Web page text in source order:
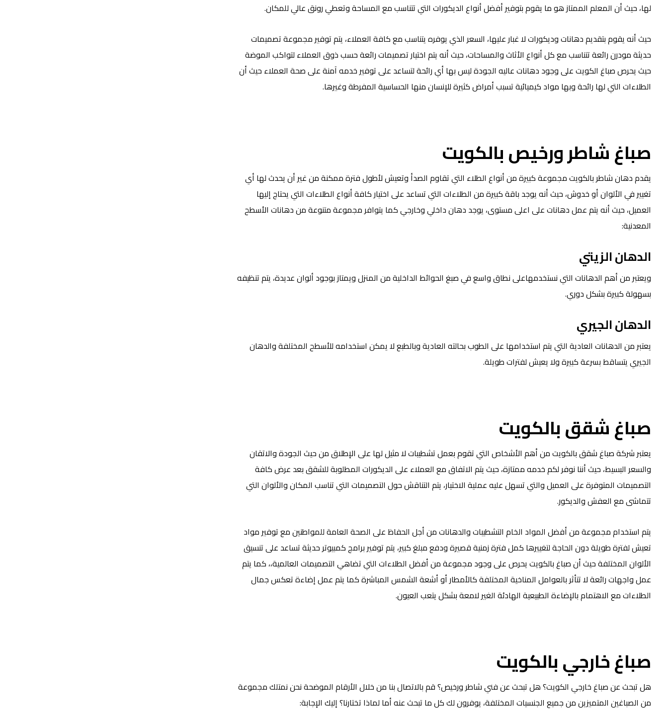
لها، حيث أن المعلم الممتاز هو ما يقوم بتوفير أفضل أنواع الديكورات التي تتناسب مع المساحة وتعطي رونق عالي للمكان.
حيث أنه يقوم بتقديم دهانات وديكورات لا غبار عليها، السعر الذي يوفره يتناسب مع كافة العملاء، يتم توفير مجموعة تصميمات
حديثة مودرن رائعة تتناسب مع كل أنواع الأثاث والمساحات، حيث أنه يتم اختيار تصميمات رائعة حسب ذوق العملاء لتواكب الموضة
حيث يحرص صباغ الكويت على وجود دهانات عاليه الجودة ليس بها أي رائحة لتساعد على توفير خدمه آمنة على صحة العملاء حيث أن
الطلاءات التي لها رائحة وبها مواد كيميائية تسبب أمراض كثيرة للإنسان منها الحساسية المفرطة وغيرها.
صباغ شاطر ورخيص بالكويت
يقدم دهان شاطر بالكويت مجموعة كبيرة من أنواع الطلاء التي تقاوم الصدأ وتعيش لأطول فترة ممكنة من غير أن يحدث لها أي
تغيير في الألوان أو خدوش، حيث أنه يوجد باقة كبيرة من الطلاءات التي تساعد على اختيار كافة أنواع الطلاءات التي يحتاج إليها
العميل، حيث أنه يتم عمل دهانات على اعلى مستوى، يوجد دهان داخلي وخارجي كما يتوافر مجموعة متنوعة من دهانات الأسطح
المعدنية:
الدهان الزيتي
ويعتبر من أهم الدهانات التي نستخدمهاعلى نطاق واسع في صبغ الحوائط الداخلية من المنزل ويمتاز بوجود ألوان عديدة، يتم تنظيفه
بسهولة كبيرة بشكل دوري.
الدهان الجيري
يعتبر من الدهانات العادية التي يتم استخدامها على الطوب بحالته العادية وبالطبع لا يمكن استخدامه للأسطح المختلفة والدهان
الجيري يتساقط بسرعة كبيرة ولا يعيش لفترات طويلة.
صباغ شقق بالكويت
يعتبر شركة صباغ شقق بالكويت من أهم الأشخاص التي تقوم بعمل تشطيبات لا مثيل لها على الإطلاق من حيث الجودة والاتقان
والسعر البسيط، حيث أننا نوفر لكم خدمه ممتازة، حيث يتم الاتفاق مع العملاء على الديكورات المطلوبة للشقق بعد عرض كافة
التصميمات المتوفرة على العميل والتي تسهل عليه عملية الاختيار، يتم التناقش حول التصميمات التي تناسب المكان والألوان التي
تتماشى مع العفش والديكور.
يتم استخدام مجموعة من أفضل المواد الخام التشطيبات والدهانات من أجل الحفاظ على الصحة العامة للمواطنين مع توفير مواد
تعيش لفترة طويلة دون الحاجة لتغييرها كمل فترة زمنية قصيرة ودفع مبلغ كبير، يتم توفير برامج كمبيوتر حديثة تساعد على تنسيق
الألوان المختلفة حيث أن صباغ بالكويت يحرص على وجود مجموعة من أفضل الطلاءات التي تضاهي التصميمات العالمية،، كما يتم
عمل واجهات رائعة لا تتأثر بالعوامل المناخية المختلفة كالأمطار أو أشعة الشمس المباشرة كما يتم عمل إضاءة تعكس جمال
الطلاءات مع الاهتمام بالإضاءة الطبيعية الهادئة الغير لامعة بشكل يتعب العيون.
صباغ خارجي بالكويت
هل تبحث عن صباغ خارجي الكويت؟ هل تبحث عن فني شاطر ورخيص؟ قم بالاتصال بنا من خلال الأرقام الموضحة نحن نمتلك مجموعة
من الصباغين المتميزين من جميع الجنسيات المختلفة، يوفرون لك كل ما تبحث عنه أما لماذا تختارنا؟ إليك الإجابة: